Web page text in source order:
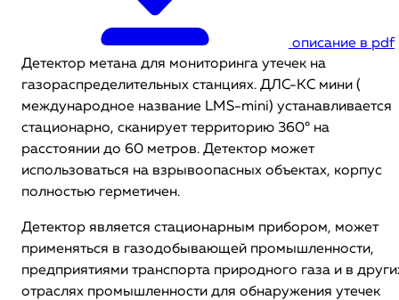
описание в pdf
Детектор метана для мониторинга утечек на
газораспределительных станциях. ДЛС-КС мини (
международное название LMS-mini) устанавливается
стационарно, сканирует территорию 360° на
расстоянии до 60 метров. Детектор может
использоваться на взрывоопасных объектах, корпус
полностью герметичен.
Детектор является стационарным прибором, может
применяться в газодобывающей промышленности,
предприятиями транспорта природного газа и в
отраслях промышленности для обнаружения утечек